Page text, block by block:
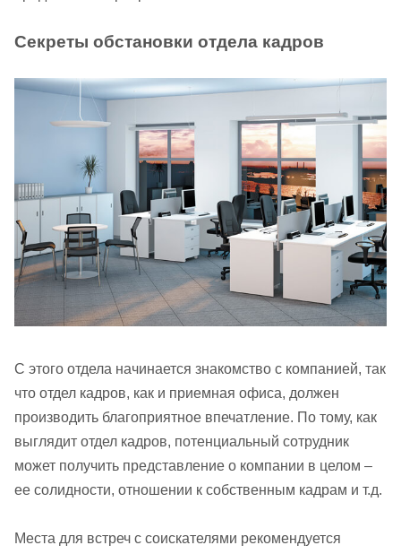
Секреты обстановки отдела кадров
С этого отдела начинается знакомство с компанией, так
что отдел кадров, как и приемная офиса, должен
производить благоприятное впечатление. По тому, как
выглядит отдел кадров, потенциальный сотрудник
может получить представление о компании в целом –
ее солидности, отношении к собственным кадрам и т.д.
Места для встреч с соискателями рекомендуется